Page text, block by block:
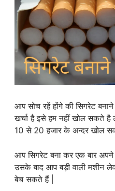
आप सोच रहें होंगे की सिगरेट
खर्चा है इसे हम नहीं खोल सकते
10 से 20 हजार के अन्दर खोल
आप सिगरेट बना कर एक बार अपने
उसके बाद आप बड़ी वाली मशीन
बेच सकते हैं |